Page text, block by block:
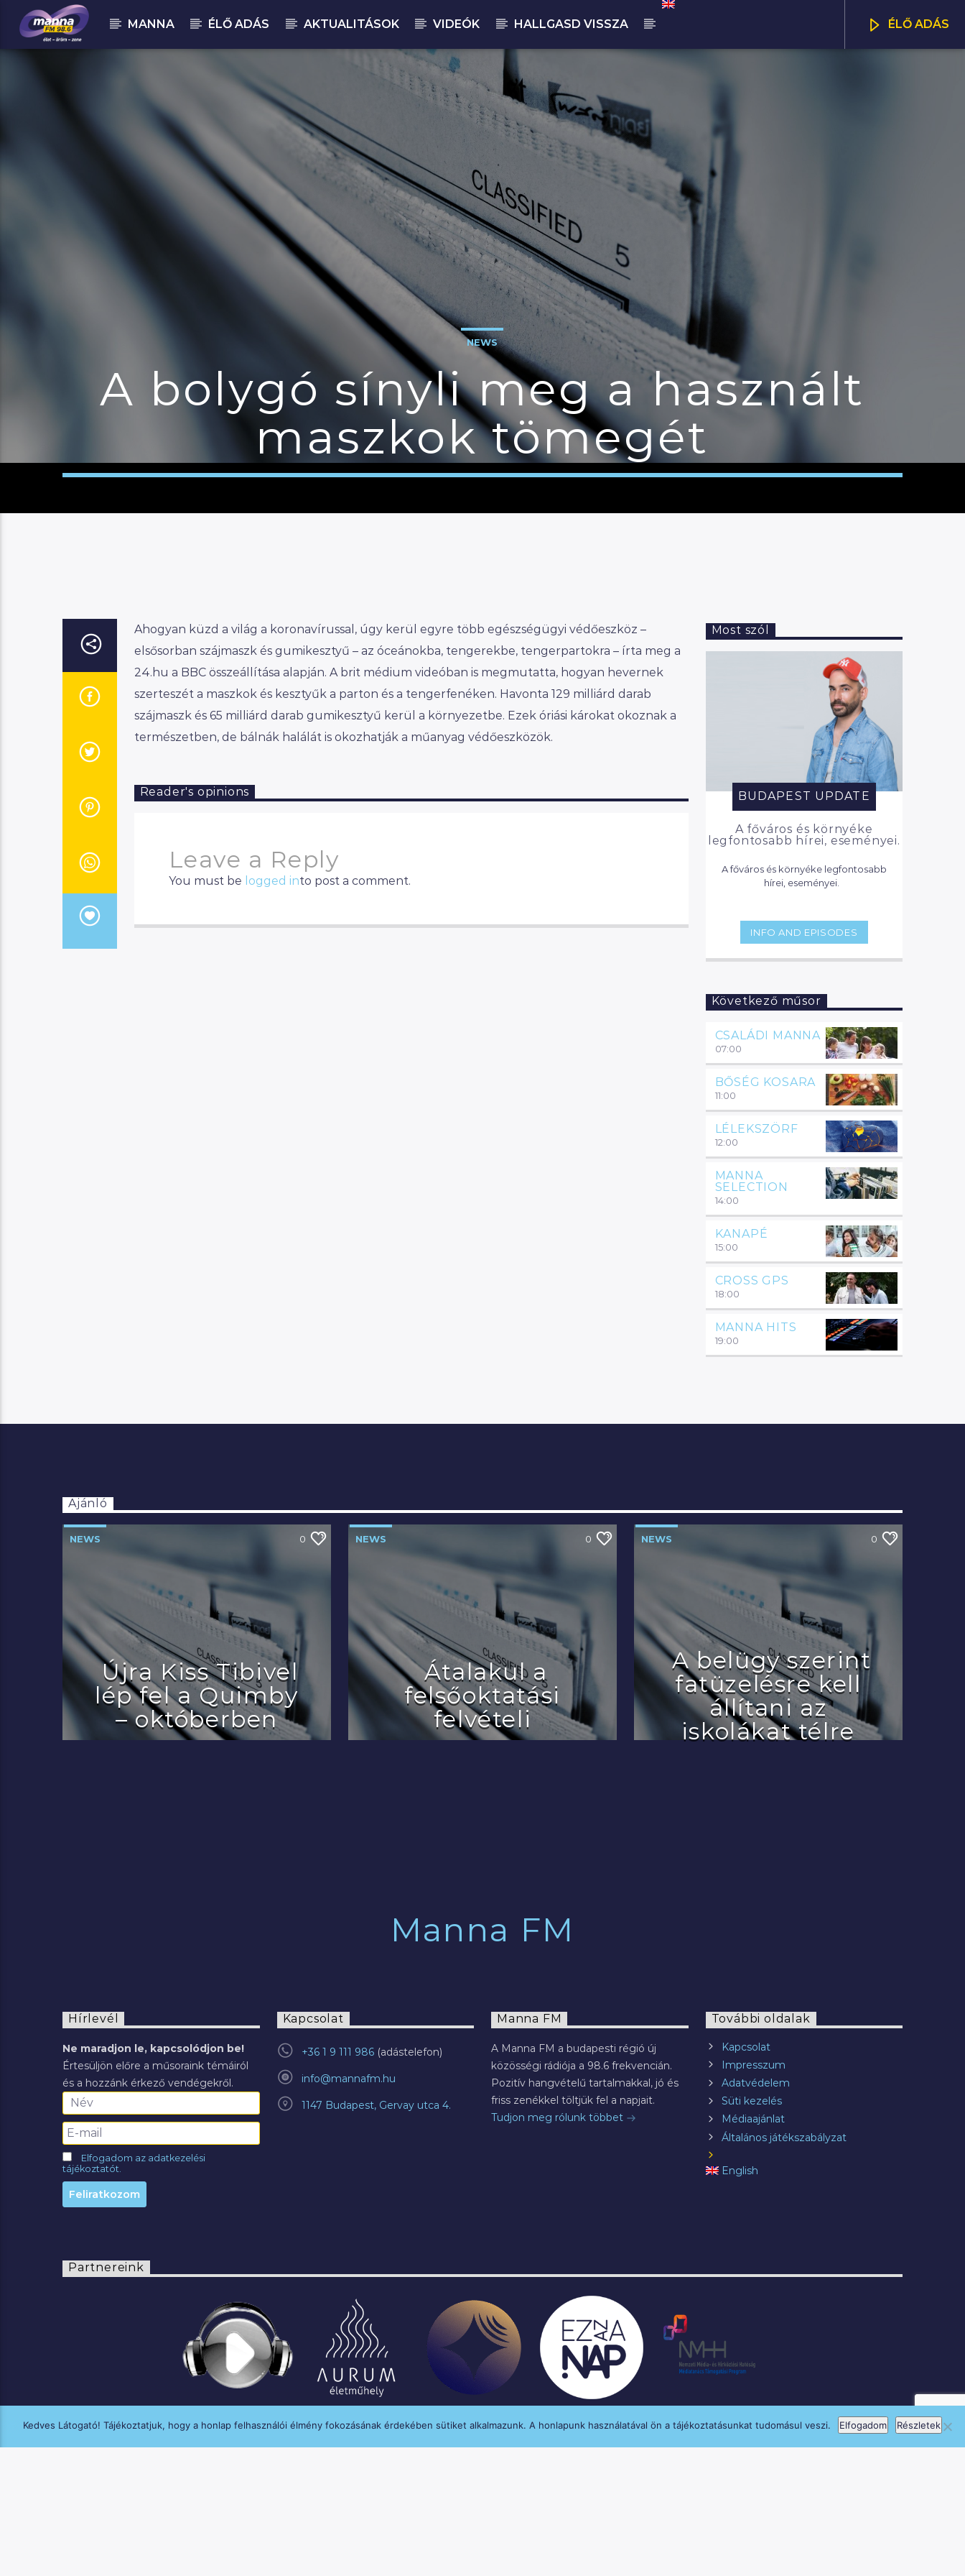
MANNA ÉLŐ ADÁS AKTUALITÁSOK VIDEÓK HALLGASD VISSZA ÉLŐ ADÁS
06:00
NEWS
A bolygó sínyli meg a használt
maszkok tömegét
Ahogyan küzd a világ a koronavírussal, úgy kerül egyre több egészségügyi védőeszköz –
elsősorban szájmaszk és gumikesztyű – az óceánokba, tengerekbe, tengerpartokra – írta meg a
24.hu a BBC összeállítása alapján. A brit médium videóban is megmutatta, hogyan hevernek
szerteszét a maszkok és kesztyűk a parton és a tengerfenéken. Havonta 129 milliárd darab
szájmaszk és 65 milliárd darab gumikesztyű kerül a környezetbe. Ezek óriási károkat okoznak a
természetben, de bálnák halálát is okozhatják a műanyag védőeszközök.
Reader's opinions
Leave a Reply
You must be logged into post a comment.
Most szól
BUDAPEST UPDATE
A főváros és környéke
legfontosabb hírei, eseményei.
A főváros és környéke legfontosabb
INFO AND EPISODES
Következő műsor
CSALÁDI MANNA
07:00
BŐSÉG KOSARA
11:00
LÉLEKSZÖRF
12:00
MANNA
SELECTION
14:00
KANAPÉ
15:00
CROSS GPS
18:00
MANNA HITS
19:00
Ajánló
NEWS 0
Újra Kiss Tibivel
lép fel a Quimby
– októberben
NEWS 0
Átalakul a
felsőoktatási
felvételi
NEWS 0
A belügy szerint
fatüzelésre kell
állítani az
iskolákat télre
Manna FM
Hírlevél
Ne maradjon le, kapcsolódjon be!
Értesüljön előre a műsoraink témáiról
és a hozzánk érkező vendégekről.
Elfogadom az adatkezelési
tájékoztatót.
Kapcsolat
+36 1 9 111 986
info@mannafm.hu
1147 Budapest, Gervay utca 4.
Manna FM
A Manna FM a budapesti régió új
közösségi rádiója a 98.6 frekvencián.
Pozitív hangvételű tartalmakkal, jó és
friss zenékkel töltjük fel a napjait.
Tudjon meg rólunk többet
További oldalak
Kapcsolat
Impresszum
Adatvédelem
Süti kezelés
Médiaajánlat
Általános játékszabályzat
English
Partnereink
Kedves Látogató! Tájékoztatjuk, hogy a honlap felhasználói élmény fokozásának érdekében sütiket alkalmazunk. A honlapunk használatával ön a tájékoztatásunkat tudomásul veszi. Elfogadom Részletek